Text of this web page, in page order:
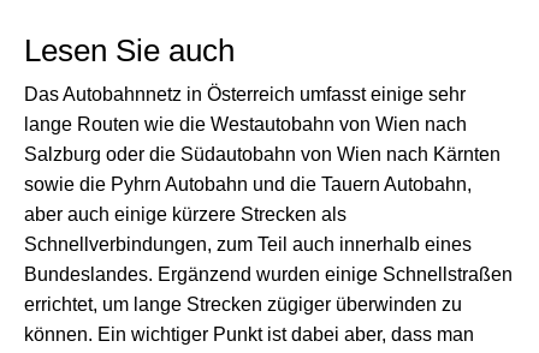
Lesen Sie auch
Das Autobahnnetz in Österreich umfasst einige sehr
lange Routen wie die Westautobahn von Wien nach
Salzburg oder die Südautobahn von Wien nach Kärnten
sowie die Pyhrn Autobahn und die Tauern Autobahn,
aber auch einige kürzere Strecken als
Schnellverbindungen, zum Teil auch innerhalb eines
Bundeslandes. Ergänzend wurden einige Schnellstraßen
errichtet, um lange Strecken zügiger überwinden zu
können. Ein wichtiger Punkt ist dabei aber, dass man